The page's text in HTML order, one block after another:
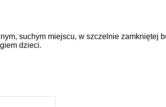
suchym miejscu, w szczelnie zamkniętej
dzieci.